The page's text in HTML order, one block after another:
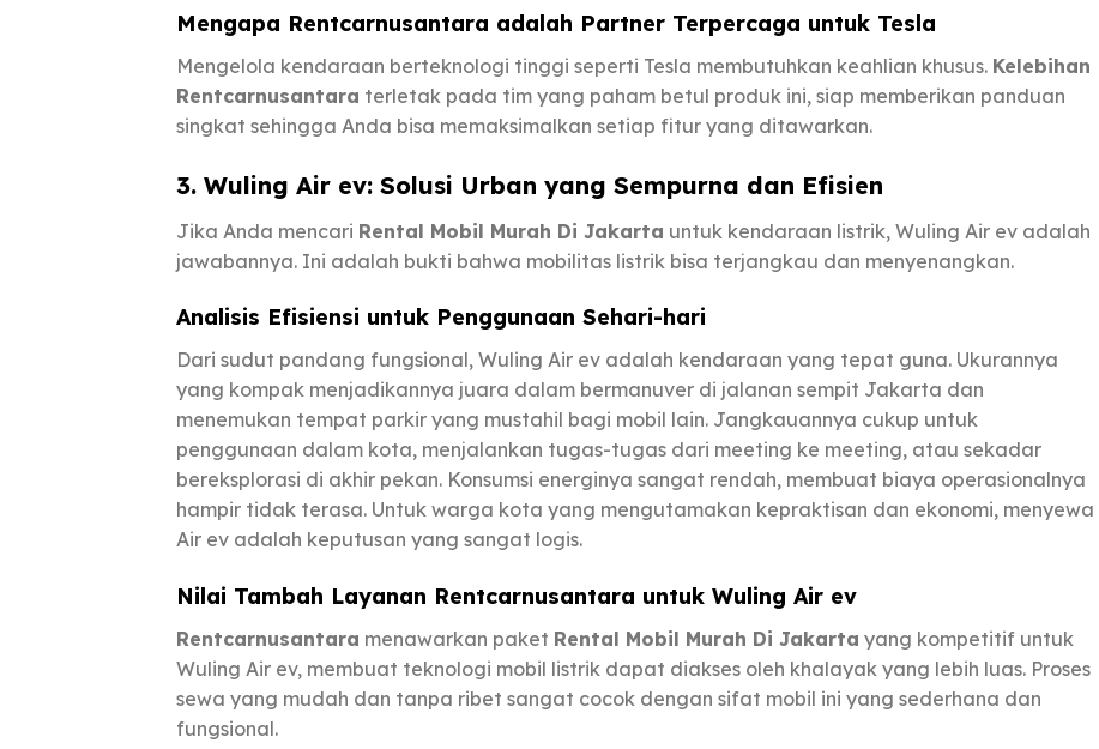
Mengapa Rentcarnusantara adalah Partner Terpercaga untuk Tesla
Mengelola kendaraan berteknologi tinggi seperti Tesla membutuhkan keahlian khusus. Kelebihan
Rentcarnusantara terletak pada tim yang paham betul produk ini, siap memberikan panduan
singkat sehingga Anda bisa memaksimalkan setiap fitur yang ditawarkan.
3. Wuling Air ev: Solusi Urban yang Sempurna dan Efisien
Jika Anda mencari Rental Mobil Murah Di Jakarta untuk kendaraan listrik, Wuling Air ev adalah
jawabannya. Ini adalah bukti bahwa mobilitas listrik bisa terjangkau dan menyenangkan.
Analisis Efisiensi untuk Penggunaan Sehari-hari
Dari sudut pandang fungsional, Wuling Air ev adalah kendaraan yang tepat guna. Ukurannya
yang kompak menjadikannya juara dalam bermanuver di jalanan sempit Jakarta dan
menemukan tempat parkir yang mustahil bagi mobil lain. Jangkauannya cukup untuk
penggunaan dalam kota, menjalankan tugas-tugas dari meeting ke meeting, atau sekadar
bereksplorasi di akhir pekan. Konsumsi energinya sangat rendah, membuat biaya operasionalnya
hampir tidak terasa. Untuk warga kota yang mengutamakan kepraktisan dan ekonomi, menyewa
Air ev adalah keputusan yang sangat logis.
Nilai Tambah Layanan Rentcarnusantara untuk Wuling Air ev
Rentcarnusantara menawarkan paket Rental Mobil Murah Di Jakarta yang kompetitif untuk
Wuling Air ev, membuat teknologi mobil listrik dapat diakses oleh khalayak yang lebih luas. Proses
sewa yang mudah dan tanpa ribet sangat cocok dengan sifat mobil ini yang sederhana dan
fungsional.